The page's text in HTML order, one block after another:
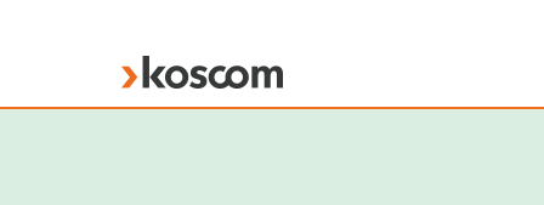
KOSCOM